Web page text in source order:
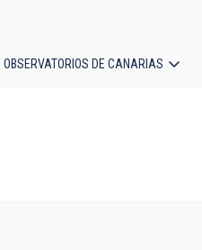
OBSERVATORIOS DE CANARIAS